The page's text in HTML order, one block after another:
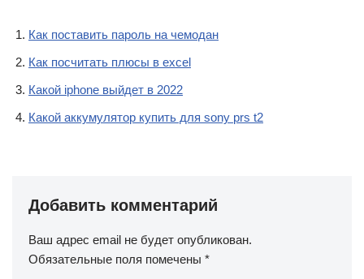
Как поставить пароль на чемодан
Как посчитать плюсы в excel
Какой iphone выйдет в 2022
Какой аккумулятор купить для sony prs t2
Добавить комментарий
Ваш адрес email не будет опубликован.
Обязательные поля помечены *